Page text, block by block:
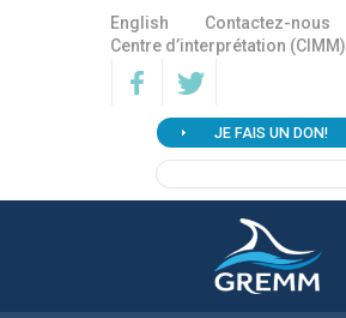
English
Contactez-nous
Centre d’interprétation (CIMM)
JE FAIS UN DON!